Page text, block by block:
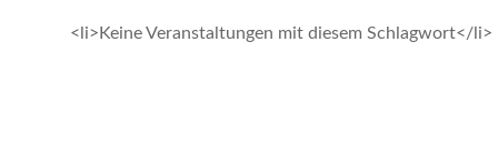
<li>Keine Veranstaltungen mit diesem Schlagwort</li>